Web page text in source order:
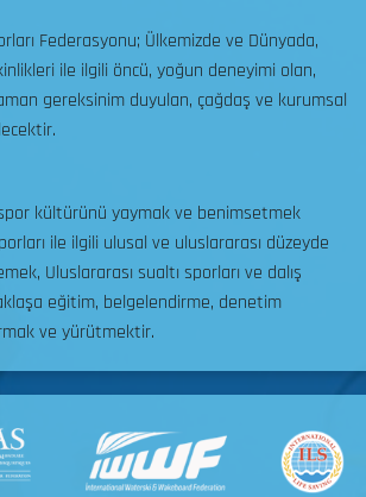
Federasyonu; Ülkemizde ve Dünyada,
ile ilgili öncü, yoğun deneyimi olan,
gereksinim duyulan, çağdaş ve kurumsal
kültürünü yaymak ve benimsetmek
ile ilgili ulusal ve uluslararası düzeyde
Uluslararası sualtı sporları ve dalış
eğitim, belgelendirme, denetim
ve yürütmektir.